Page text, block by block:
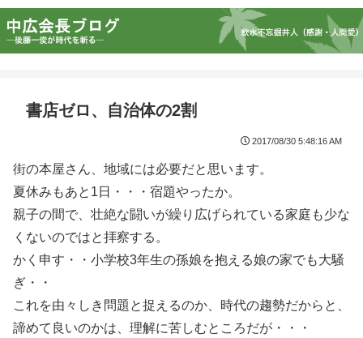
書店ゼロ、自治体の2割
2017/08/30 5:48:16 AM
街の本屋さん、地域には必要だと思います。
夏休みもあと1日・・・宿題やったか。
親子の間で、壮絶な闘いが繰り広げられている家庭も少な
くないのではと拝察する。
かく申す・・小学校3年生の孫娘を抱える娘の家でも大騒
ぎ・・
これを由々しき問題と捉えるのか、時代の趨勢だからと、
諦めて良いのかは、理解に苦しむところだが・・・